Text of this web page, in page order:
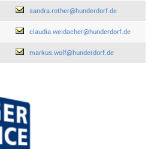
sandra.rother@hunderdorf.de
claudia.weidacher@hunderdorf.de
markus.wolf@hunderdorf.de